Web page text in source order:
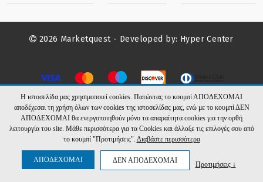
2026 Marketquest - Developed by: Hyper Center
Η ιστοσελίδα μας χρησιμοποιεί cookies. Πατώντας το κουμπί ΑΠΟΔΕΧΟΜΑΙ
αποδέχεσαι τη χρήση όλων των cookies της ιστοσελίδας μας, ενώ με το κουμπί ΔΕΝ
ΑΠΟΔΕΧΟΜΑΙ θα ενεργοποιηθούν μόνο τα απαραίτητα cookies για την ορθή
λειτουργία του site. Μάθε περισσότερα για τα Cookies και άλλαξε τις επιλογές σου από
το κουμπί "Προτιμήσεις". Διαβάστε περισσότερα
ΑΠΟΔΕΧΟΜΑΙ ΔΕΝ ΑΠΟΔΕΧΟΜΑΙ Προτιμήσεις ↓